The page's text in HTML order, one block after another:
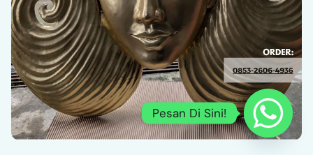
Pesan Di Sini!